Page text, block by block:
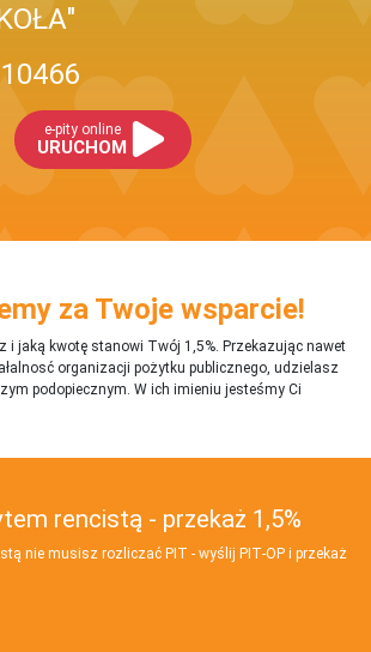
e-pity online
URUCHOM
za Twoje wsparcie!
i jaką kwotę stanowi Twój 1,5%. Przekazując nawet
organizacji pożytku publicznego, udzielasz
podopiecznym. W ich imieniu jesteśmy Ci
rencistą - przekaż 1,5%
nie musisz rozliczać PIT - wyślij PIT‑OP i przekaż